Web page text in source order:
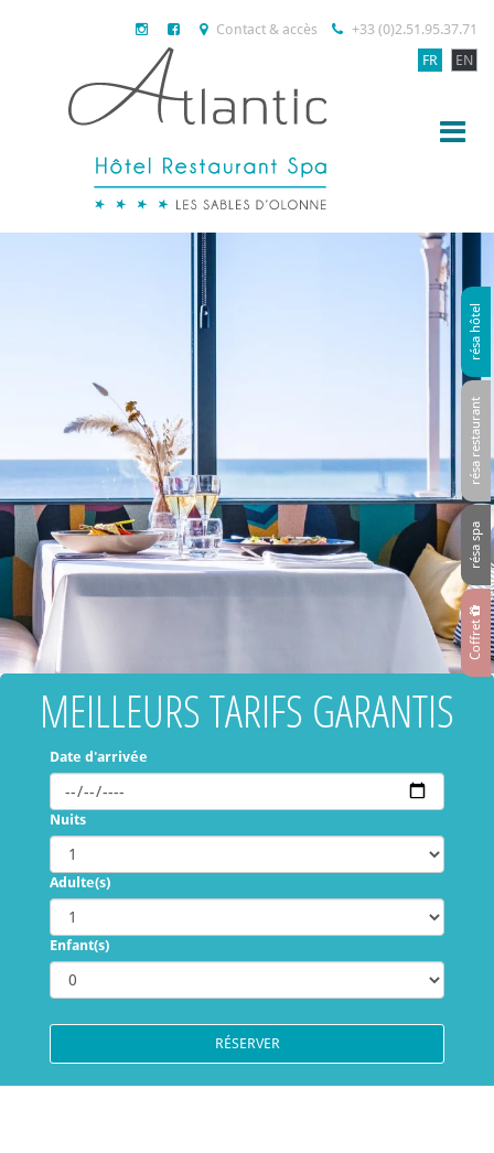
Coffret
résa spa
résa restaurant
résa hôtel
Contact & accès
+33 (0)2.51.95.37.71
FR
EN
MEILLEURS TARIFS GARANTIS
Date d'arrivée
Nuits
Adulte(s)
Enfant(s)